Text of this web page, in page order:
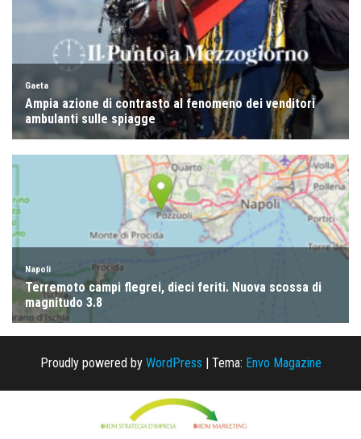
Proudly powered by WordPress Tema: Envo Magazine